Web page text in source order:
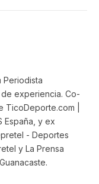
Periodista
experiencia. Co-
TicoDeporte.com |
España, y ex
- Deportes
y La Prensa